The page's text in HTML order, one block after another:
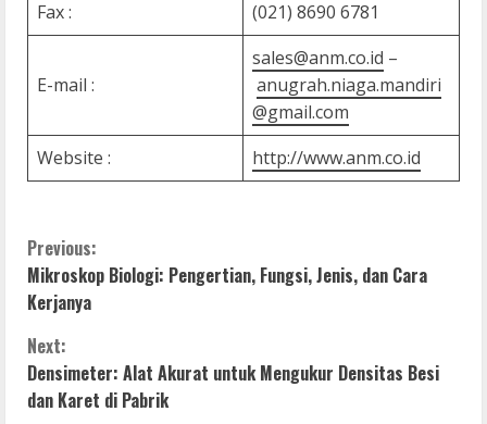
Fax :
(021) 8690 6781
E-mail :
sales@anm.co.id –
anugrah.niaga.mandiri
@gmail.com
Website :
http://www.anm.co.id
C
o
n
t
Previous:
Mikroskop Biologi: Pengertian, Fungsi, Jenis, dan Cara
Kerjanya
Next:
Densimeter: Alat Akurat untuk Mengukur Densitas Besi
dan Karet di Pabrik